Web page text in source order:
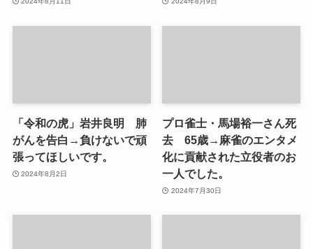
「令和の虎」岩井良明 肺
がんを告白→負けないで頑
張ってほしいです。
2024年8月2日
プロ雀士・馬場裕一さん死
去 65歳→麻雀のエンタメ
化に貢献された立役者のお
一人でした。
2024年7月30日